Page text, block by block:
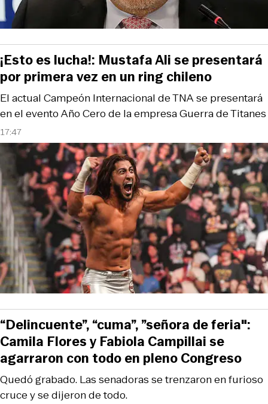
17:47
El actual Campeón Internacional de TNA se presentará
en el evento Año Cero de la empresa Guerra de Titanes
¡Esto es lucha!: Mustafa Ali se presentará
por primera vez en un ring chileno
Quedó grabado. Las senadoras se trenzaron en furioso
cruce y se dijeron de todo.
“Delincuente”, “cuma”, ”señora de feria":
Camila Flores y Fabiola Campillai se
agarraron con todo en pleno Congreso